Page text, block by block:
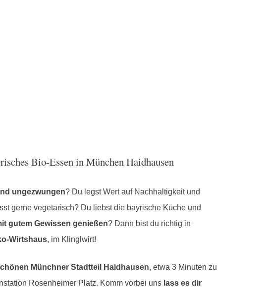
Bio-Essen in München Haidhausen
ungezwungen? Du legst Wert auf Nachhaltigkeit und
gerne vegetarisch? Du liebst die bayrische Küche und
gutem Gewissen genießen? Dann bist du richtig in
Wirtshaus, im Klinglwirt!
Münchner Stadtteil Haidhausen, etwa 3 Minuten zu
Rosenheimer Platz. Komm vorbei uns lass es dir